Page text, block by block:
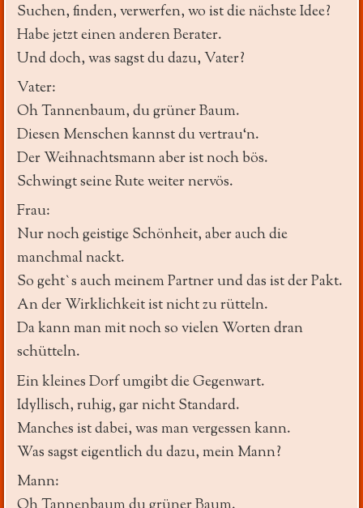
Suchen, finden, verwerfen, wo ist die nächste Idee?
Habe jetzt einen anderen Berater.
Und doch, was sagst du dazu, Vater?
Vater:
Oh Tannenbaum, du grüner Baum.
Diesen Menschen kannst du vertrau‘n.
Der Weihnachtsmann aber ist noch bös.
Schwingt seine Rute weiter nervös.
Frau:
Nur noch geistige Schönheit, aber auch die
manchmal nackt.
So geht`s auch meinem Partner und das ist der Pakt.
An der Wirklichkeit ist nicht zu rütteln.
Da kann man mit noch so vielen Worten dran
schütteln.
Ein kleines Dorf umgibt die Gegenwart.
Idyllisch, ruhig, gar nicht Standard.
Manches ist dabei, was man vergessen kann.
Was sagst eigentlich du dazu, mein Mann?
Mann: